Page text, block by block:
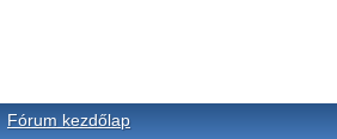
Fórum kezdőlap